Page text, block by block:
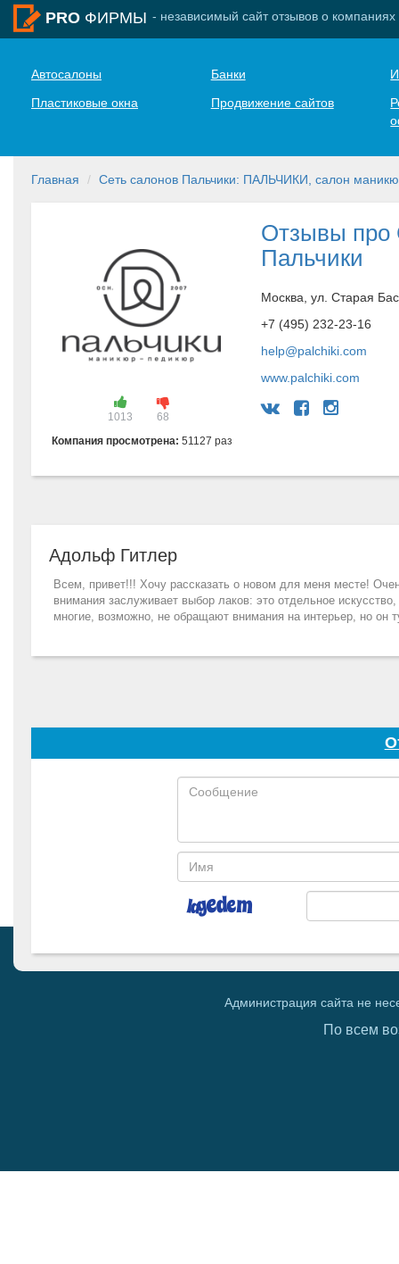
PRO ФИРМЫ - независимый сайт отзывов о компаниях
Автосалоны Банки
Пластиковые окна
Продвижение сайтов
Главная Сеть салонов Пальчики: ПАЛЬЧИКИ, салон
1013
68
Компания просмотрена: 51127 раз
Отзывы про
Пальчики
Москва, ул. Старая
+7 (495) 232-23-16
help@palchiki.com
www.palchiki.com
Адольф Гитлер
Всем, привет!!! Хочу рассказать о новом для меня месте!
внимания заслуживает выбор лаков: это отдельное
многие, возможно, не обращают внимания на интерьер, но он
Администрация сайта не
По всем